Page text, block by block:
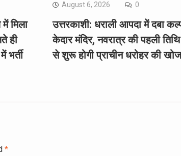
मिला
ही
भर्ती
August 6, 2026 0
उत्तरकाशी: धराली आपदा में दबा
केदार मंदिर, नवरात्र की पहली तिथि
से शुरू होगी प्राचीन धरोहर की खोज
*